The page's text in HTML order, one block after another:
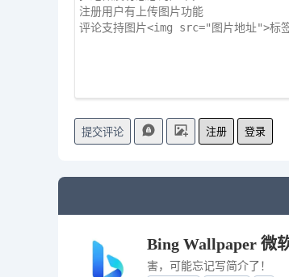
提交评论 注册 登录
Bing Wallpaper 微
害，可能忘记写简介了！